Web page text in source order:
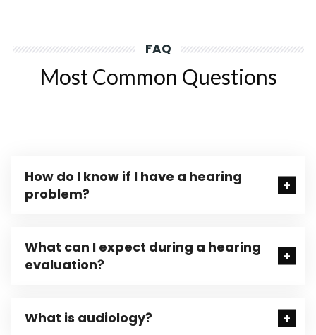
FAQ
Most Common Questions
How do I know if I have a hearing
problem?
What can I expect during a hearing
evaluation?
What is audiology?